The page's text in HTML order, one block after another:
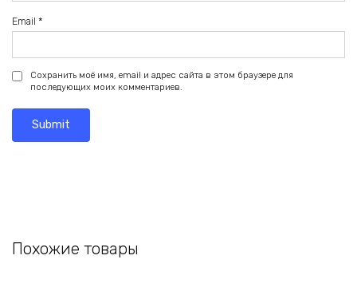
Email *
Сохранить моё имя, email и адрес сайта в этом браузере для
последующих моих комментариев.
Похожие товары